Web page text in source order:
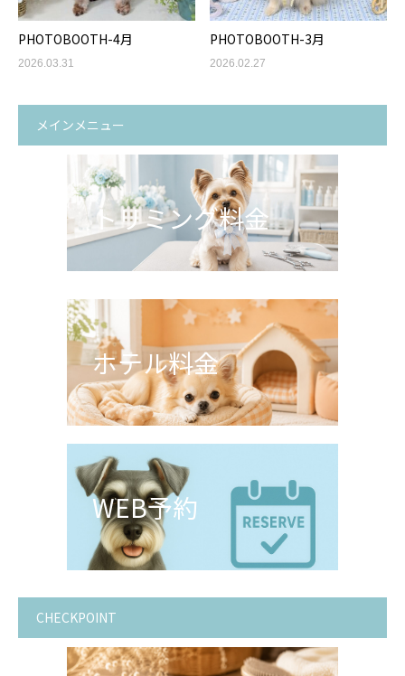
PHOTOBOOTH-4月
2026.03.31
PHOTOBOOTH-3月
2026.02.27
メインメニュー
トリミング料金
ホテル料金
WEB予約
CHECKPOINT